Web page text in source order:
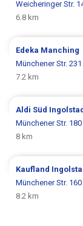
Weicheringer Str.
6.8 km
Edeka Manching
Münchener Str. 231
7.2 km
Aldi Süd
Münchener Str. 180
8 km
Kaufland
Münchener Str. 160
8.2 km